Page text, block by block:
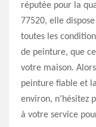
réputée pour la
77520, elle
toutes les
de peinture, que
votre maison.
peinture fiable et
environ, n’hésitez
à votre service